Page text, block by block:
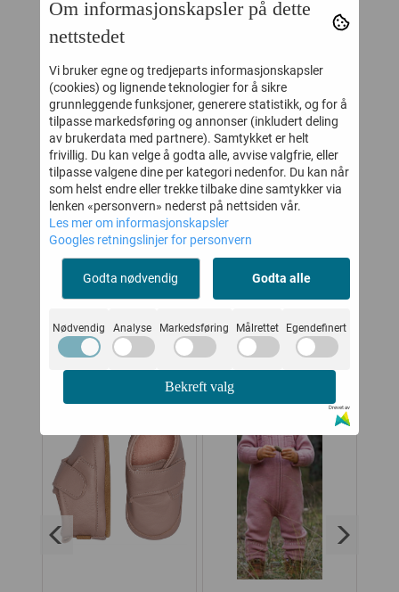
MELTON SANDAL
SKINNTØFFEL
DESERT TAUPE
499,-
Kjøp
MELTON TØFFEL
GLITTER ALT ROSA
159,-
KUNDER SOM SÅ PÅ DETTE SÅ
OGSÅ PÅ
Om informasjonskapsler på dette
nettstedet
Vi bruker egne og tredjeparts informasjonskapsler
(cookies) og lignende teknologier for å sikre
grunnleggende funksjoner, generere statistikk, og for å
tilpasse markedsføring og annonser (inkludert deling
av brukerdata med partnere). Samtykket er helt
frivillig. Du kan velge å godta alle, avvise valgfrie, eller
tilpasse valgene dine per kategori nedenfor. Du kan når
som helst endre eller trekke tilbake dine samtykker via
lenken «personvern» nederst på nettsiden vår.
Les mer om informasjonskapsler
Googles retningslinjer for personvern
Godta nødvendig Godta alle
Nødvendig Analyse Markedsføring Målrettet Egendefinert
Bekreft valg
Drevet av